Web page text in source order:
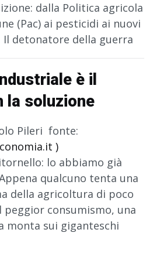
dalla Politica agricola
(Pac) ai pesticidi ai nuovi
Il detonatore della guerra
è il
la soluzione
Pileri fonte:
)
lo abbiamo già
qualcuno tenta una
della agricoltura di poco
peggior consumismo, una
monta sui giganteschi